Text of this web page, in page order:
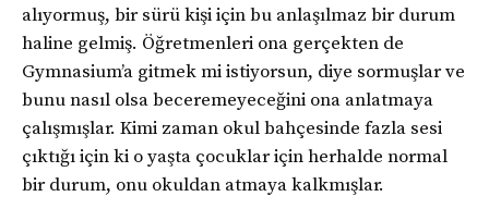
alıyormuş, bir sürü kişi için bu anlaşılmaz bir durum
haline gelmiş. Öğretmenleri ona gerçekten de
Gymnasium’a gitmek mi istiyorsun, diye sormuşlar ve
bunu nasıl olsa beceremeyeceğini ona anlatmaya
çalışmışlar. Kimi zaman okul bahçesinde fazla sesi
çıktığı için ki o yaşta çocuklar için herhalde normal
bir durum, onu okuldan atmaya kalkmışlar.